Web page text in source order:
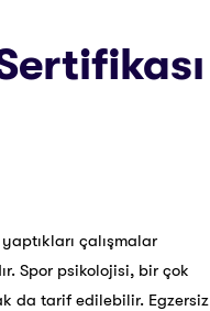
çalışmalar
Spor psikolojisi, bir çok
da tarif edilebilir. Egzersiz